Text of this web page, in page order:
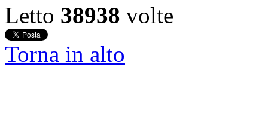
Letto 38938 volte
Torna in alto